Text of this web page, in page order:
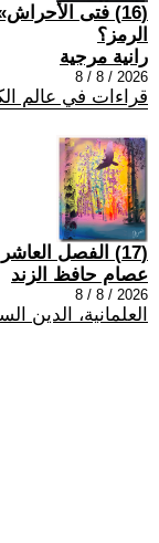
(16) فتى
الرمز؟
رانية مرجية
2026 / 8 / 8
قراءات في عالم
(17) الفصل العاشر محمد بن عبد الوهاب 2
عصام حافظ الزند
2026 / 8 / 8
العلمانية، الدين